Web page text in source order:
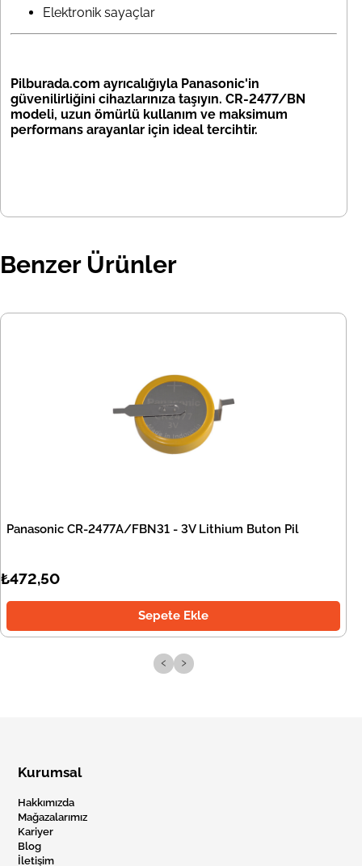
Elektronik sayaçlar
Pilburada.com ayrıcalığıyla Panasonic'in
güvenilirliğini cihazlarınıza taşıyın. CR-2477/BN
modeli, uzun ömürlü kullanım ve maksimum
performans arayanlar için ideal tercihtir.
Benzer Ürünler
Panasonic CR-2477A/FBN31 - 3V Lithium Buton Pil
₺472,50
Sepete Ekle
‹ ›
Kurumsal
Hakkımızda
Mağazalarımız
Kariyer
Blog
İletişim